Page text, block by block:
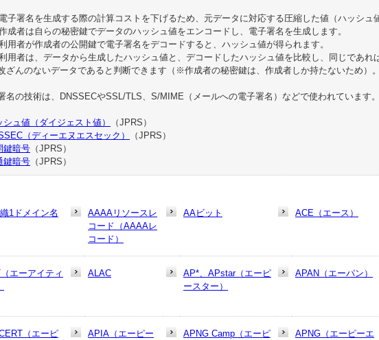
子署名を生成する際の計算コストを下げるため、元データに対応する圧縮した値（ハッシュ
成者は自らの秘密鍵でデータのハッシュ値をエンコードし、電子署名を生成します。
用者が作成者の公開鍵で電子署名をデコードすると、ハッシュ値が得られます。
用者は、データから生成したハッシュ値と、デコードしたハッシュ値を比較し、同じであれ
ざんのないデータであると判断できます（※作成者の秘密鍵は、作成者しか持たないため）。
名の技術は、DNSSECやSSL/TLS、S/MIME（メールへの電子署名）などで使われています。
シュ値（ダイジェスト値）
（JPRS）
（ディーエヌエスセック）
（JPRS）
鍵暗号 （JPRS）
鍵暗号 （JPRS）
1ドメイン名
AAAAリソースレ
コード（AAAAレ
コード）
AAビット ACE（エース）
エーアイティ
ALAC
AP*、APstar（エーピ
ースター）
APAN（エーパン）
（エーピ
APIA（エーピー
APNG Camp（エーピ
APNG（エーピーエ